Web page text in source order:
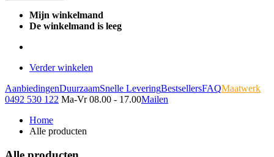
Mijn winkelmand
De winkelmand is leeg
Verder winkelen
AanbiedingenDuurzaamSnelle LeveringBestsellersFAQMaatwerk
0492 530 122 Ma-Vr 08.00 - 17.00Mailen
Home
Alle producten